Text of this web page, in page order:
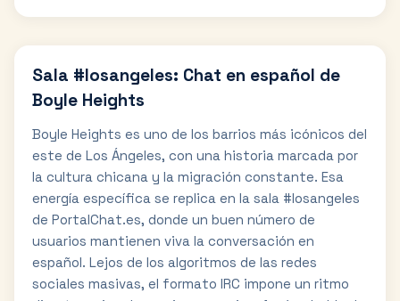
Sala #losangeles: Chat en español de
Boyle Heights
Boyle Heights es uno de los barrios más icónicos del
este de Los Ángeles, con una historia marcada por
la cultura chicana y la migración constante. Esa
energía específica se replica en la sala #losangeles
de PortalChat.es, donde un buen número de
usuarios mantienen viva la conversación en
español. Lejos de los algoritmos de las redes
sociales masivas, el formato IRC impone un ritmo